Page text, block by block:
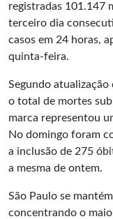
registradas 101.147
terceiro dia
casos em 24 horas,
quinta-feira.
Segundo
o total de mortes
marca representou
No domingo foram
a inclusão de 275
a mesma de ontem.
São Paulo se
concentrando o